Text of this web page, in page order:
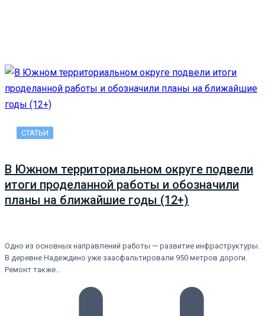
СТАТЬИ
В Южном территориальном округе подвели
итоги проделанной работы и обозначили
планы на ближайшие годы (12+)
Одно из основных направлений работы — развитие инфраструктуры.
В деревне Надеждино уже заасфальтировали 950 метров дороги.
Ремонт также…